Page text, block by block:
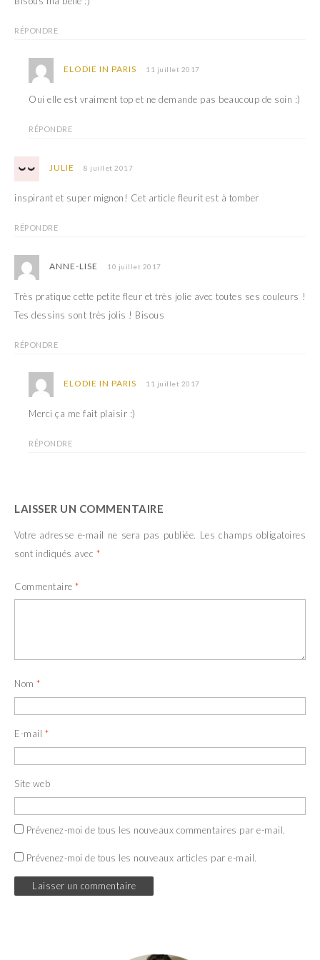
RÉPONDRE
ELODIE IN PARIS 11 juillet 2017
Oui elle est vraiment top et ne demande pas beaucoup de soin :)
RÉPONDRE
JULIE 8 juillet 2017
inspirant et super mignon! Cet article fleurit est à tomber
RÉPONDRE
ANNE-LISE 10 juillet 2017
Très pratique cette petite fleur et très jolie avec toutes ses couleurs !
Tes dessins sont très jolis ! Bisous
RÉPONDRE
ELODIE IN PARIS 11 juillet 2017
Merci ça me fait plaisir :)
RÉPONDRE
LAISSER UN COMMENTAIRE
Votre adresse e-mail ne sera pas publiée. Les champs obligatoires
sont indiqués avec *
Commentaire *
Nom *
E-mail *
Site web
Prévenez-moi de tous les nouveaux commentaires par e-mail.
Prévenez-moi de tous les nouveaux articles par e-mail.